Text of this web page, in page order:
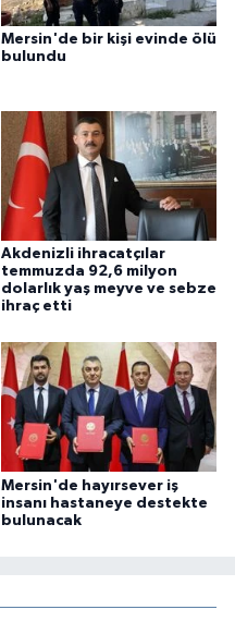
Mersin'de bir kişi evinde ölü
bulundu
Akdenizli ihracatçılar
temmuzda 92,6 milyon
dolarlık yaş meyve ve sebze
ihraç etti
Mersin'de hayırsever iş
insanı hastaneye destekte
bulunacak